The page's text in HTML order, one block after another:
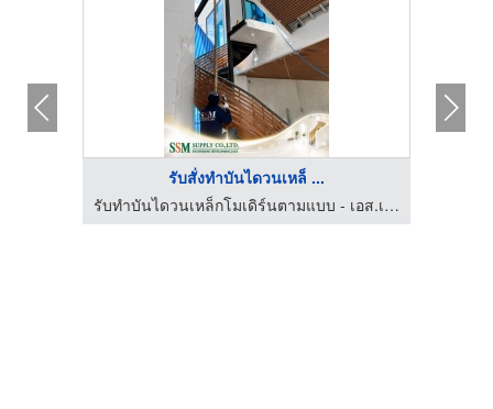
รับสั่งทำบันไดวนเหล็ ...
รับทำบันไดวนเหล็กโมเดิร์นตามแบบ - เอส.เอส.เอ็ม. ซัพพลาย